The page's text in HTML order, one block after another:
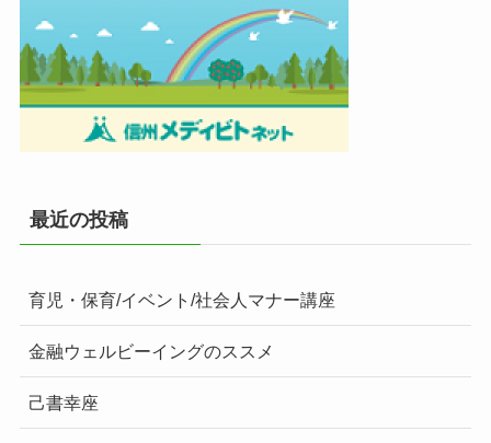
最近の投稿
育児・保育/イベント/社会人マナー講座
金融ウェルビーイングのススメ
己書幸座